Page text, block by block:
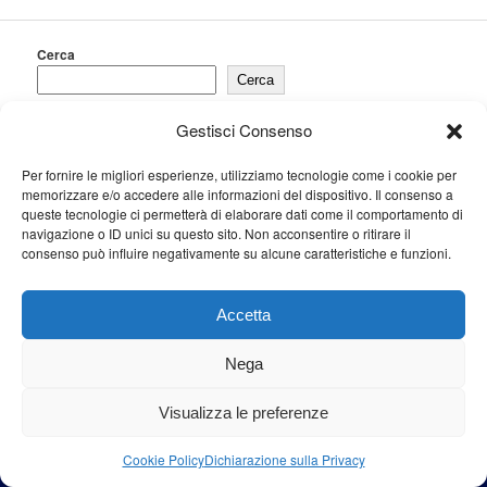
Gestisci Consenso
Per fornire le migliori esperienze, utilizziamo tecnologie come i cookie per
memorizzare e/o accedere alle informazioni del dispositivo. Il consenso a
queste tecnologie ci permetterà di elaborare dati come il comportamento di
navigazione o ID unici su questo sito. Non acconsentire o ritirare il
consenso può influire negativamente su alcune caratteristiche e funzioni.
Accetta
Nega
Visualizza le preferenze
Cookie PolicyDichiarazione sulla Privacy
Cerca
Cerca
Proudly powered by WordPress